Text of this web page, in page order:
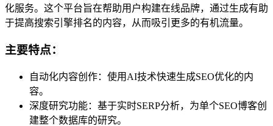
化服务。这个平台旨在帮助用户构建在线品牌，通过生成有助
于提高搜索引擎排名的内容，从而吸引更多的有机流量。
主要特点：
自动化内容创作：使用AI技术快速生成SEO优化的内
容。
深度研究功能：基于实时SERP分析，为单个SEO博客创
建整个数据库的研究。